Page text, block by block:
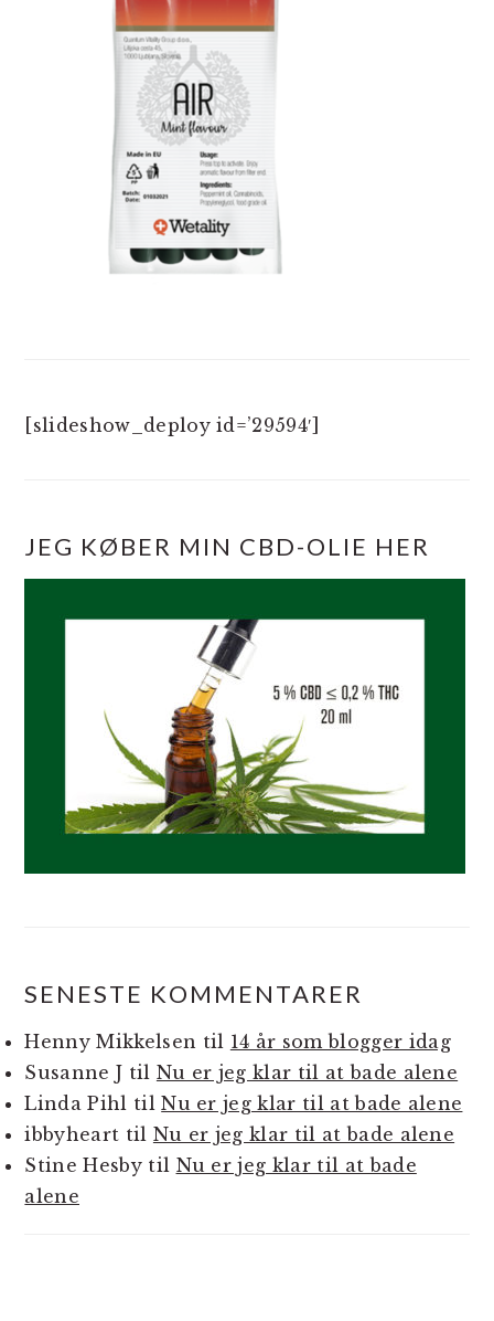
[slideshow_deploy id=’29594′]
JEG KØBER MIN CBD-OLIE HER
SENESTE KOMMENTARER
Henny Mikkelsen til 14 år som blogger idag
Susanne J til Nu er jeg klar til at bade alene
Linda Pihl tilNu er jeg klar til at bade alene
ibbyheart til Nu er jeg klar til at bade alene
Stine Hesbytil Nu er jeg klar til at bade
alene